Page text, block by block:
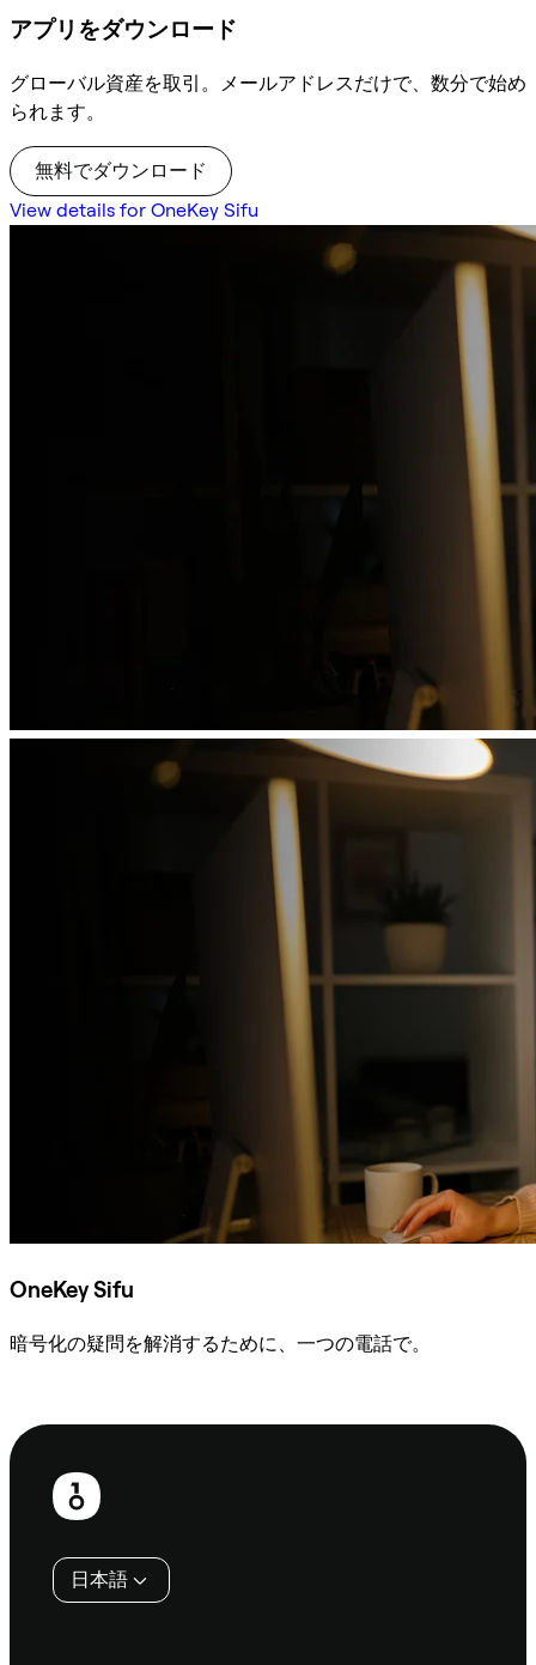
アプリをダウンロード
グローバル資産を取引。メールアドレスだけで、数分で始め
られます。
無料でダウンロード
View details for OneKey Sifu
OneKey Sifu
暗号化の疑問を解消するために、一つの電話で。
フ
日本語